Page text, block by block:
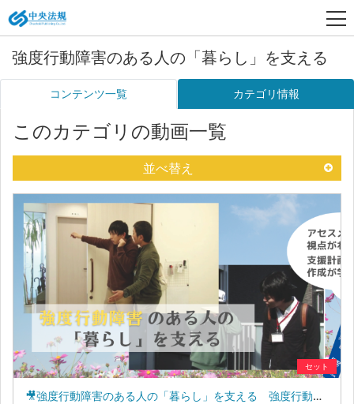
強度行動障害のある人の「暮らし」を支える
コンテンツ一覧 カテゴリ情報
このカテゴリの動画一覧
並べ替え
セット
🎥強度行動障害のある人の「暮らし」を支える 強度行動障害支援者養成研修［基礎研修・実践研修］教材